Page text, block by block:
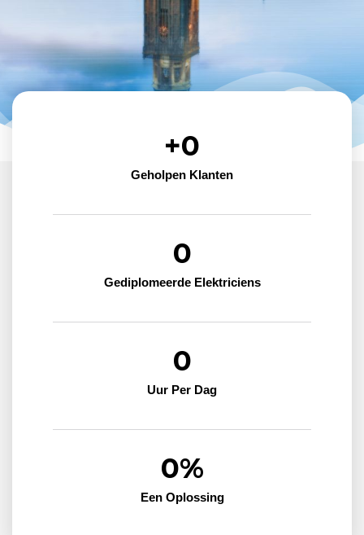
Geholpen Klanten
+0
Gediplomeerde Elektriciens
0
Uur Per Dag
0
Een Oplossing
0%